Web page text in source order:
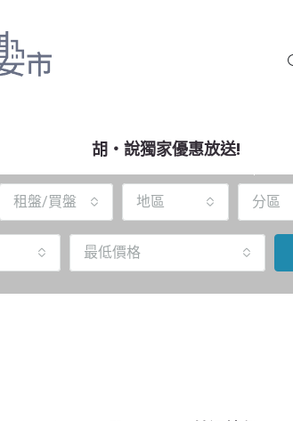
胡‧說獨家優惠放送!
租盤/買盤 地區 分區
最低價格